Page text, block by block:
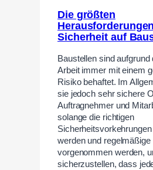
Die größten
Sicherheit auf
Baustellen sind aufgrund
Arbeit immer mit einem
Risiko behaftet. Im
sie jedoch sehr sichere
Auftragnehmer und
solange die richtigen
werden und
vorgenommen werden,
sicherzustellen, dass